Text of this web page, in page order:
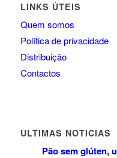
LINKS ÚTEIS
Quem somos
Política de privacidade
Distribuição
Contactos
ÚLTIMAS NOTICÍAS
Pão sem glúten,